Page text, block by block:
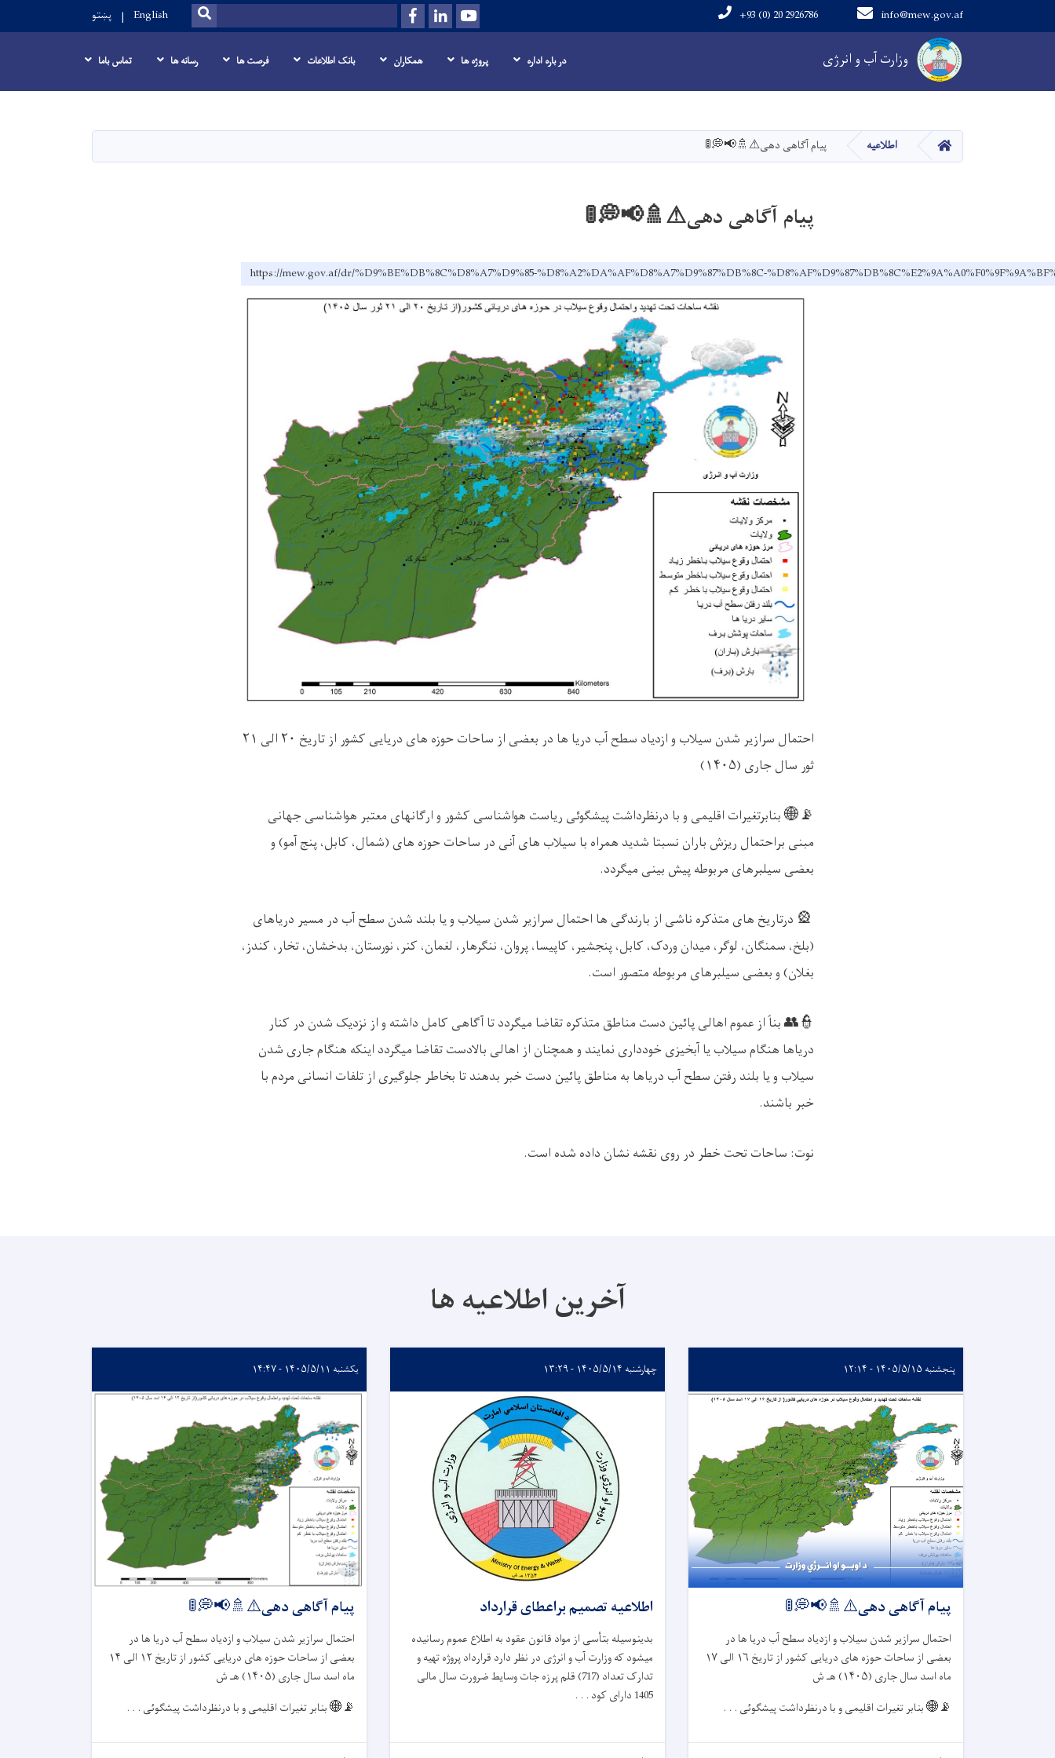
content
وزارت آب و انرژی
info@mew.gov.af
+93 (0) 20 2926786
Youtube
LinkedIn
Facebook
Search
SEARCH
English پښتو
Main navigation
در باره اداره پروژه ها همکاران بانک اطلاعات فرصت ها رسانه ها تماس باما
خانه اطلاعیه پیام آگاهی دهی⚠🚿📢💭🚦
پیام آگاهی دهی⚠🚿📢💭🚦
https://mew.gov.af/dr/%D9%BE%DB%8C%D8%A7%D9%85-%D8%A2%DA%AF%D8%A7%D9%87%DB%8C-
احتمال سرازیر شدن سیلاب و ازدیاد سطح آب دریا ها در بعضی از ساحات حوزه های دریایی کشور از تاریخ ۲۰ الی ۲۱
ثور سال جاری (۱۴۰۵)
📡🌐بنابرتغیرات اقلیمی و با درنظرداشت پیشگوئی ریاست هواشناسی کشور و ارگانهای معتبر هواشناسی جهانی
مبنی براحتمال ریزش باران نسبتا شدید همراه با سیلاب های آنی در ساحات حوزه های (شمال، کابل، پنج آمو) و
بعضی سیلبرهای مربوطه پیش بینی میگردد.
🎡 درتاریخ های متذکره ناشی از بارندگی ها احتمال سرازیر شدن سیلاب و یا بلند شدن سطح آب در مسیر دریاهای
(بلخ، سمنگان، لوگر، میدان وردک، کابل، پنجشیر، کاپیسا، پروان، ننگرهار، لغمان، کنر، نورستان، بدخشان، تخار، کندز،
بغلان) و بعضی سیلبرهای مربوطه متصور است.
👮👥بناً از عموم اهالی پائین دست مناطق متذکره تقاضا میگردد تا آگاهی کامل داشته و از نزدیک شدن در کنار
دریاها هنگام سیلاب یا آبخیزی خودداری نمایند و همچنان از اهالی بالادست تقاضا میگردد اینکه هنگام جاری شدن
سیلاب و یا بلند رفتن سطح آب دریاها به مناطق پائین دست خبر بدهند تا بخاطر جلوگیری از تلفات انسانی مردم با
خبر باشند.
نوت: ساحات تحت خطر در روی نقشه نشان داده شده است.
آخرین اطلاعیه ها
پنجشنبه ۱۴۰۵/۵/۱۵ - ۱۲:۱۴
پیام آگاهی دهی⚠️🚿📢💭🚦
احتمال سرازیر شدن سیلاب و ازدیاد سطح آب دریا ها در
بعضی از ساحات حوزه های دریایی کشور از تاریخ ۱۶ الی۱۷
ماه اسد سال جاری (۱۴۰۵) هـ ش
📡🌐بنابر تغیرات اقلیمی و با درنظرداشت پیشگوئی . . .
چهارشنبه ۱۴۰۵/۵/۱۴ - ۱۳:۲۹
اطلاعیه تصمیم براعطای قرارداد
بدینوسیله بتأسی از مواد قانون عقود به اطلاع عموم رسانیده
میشود که وزارت آب و انرژی در نظر دارد قرارداد پروژه تهیه و
تدارک تعداد (717) قلم پرزه جات وسایط ضرورت سال مالی
1405 دارای کود . . .
یکشنبه ۱۴۰۵/۵/۱۱ - ۱۴:۴۷
پیام آگاهی دهی⚠️🚿📢💭🚦
احتمال سرازیر شدن سیلاب و ازدیاد سطح آب دریا ها در
بعضی از ساحات حوزه های دریایی کشور از تاریخ ۱۲ الی ۱۴
ماه اسد سال جاری (۱۴۰۵) هـ ش
📡🌐بنابر تغیرات اقلیمی و با درنظرداشت پیشگوئی . . .